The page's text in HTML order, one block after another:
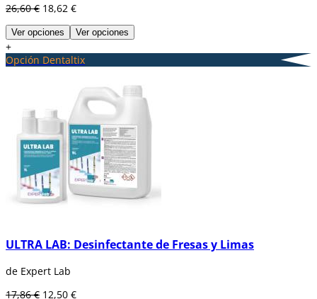
26,60 € 18,62 €
Ver opciones Ver opciones
+
Opción Dentaltix
ULTRA LAB: Desinfectante de Fresas y Limas
de Expert Lab
17,86 € 12,50 €